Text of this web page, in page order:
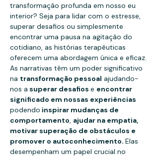
transformação profunda em nosso eu
interior? Seja para lidar com o estresse,
superar desafios ou simplesmente
encontrar uma pausa na agitação do
cotidiano, as histórias terapêuticas
oferecem uma abordagem única e eficaz.
As narrativas têm um poder significativo
na transformação pessoal ajudando-
nos a superar desafios e encontrar
significado em nossas experiências
podendo inspirar mudanças de
comportamento, ajudar na empatia,
motivar superação de obstáculos e
promover o autoconhecimento. Elas
desempenham um papel crucial no